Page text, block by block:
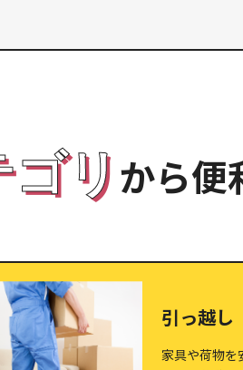
ゴリから便
引っ越し
家具や荷物を